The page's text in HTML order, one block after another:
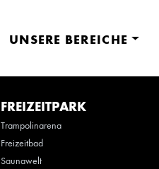
UNSERE BEREICHE
FREIZEITPARK
Trampolinarena
Freizeitbad
Saunawelt